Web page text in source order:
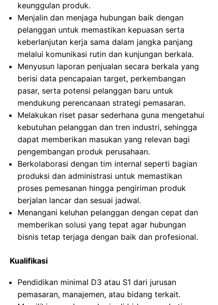
keunggulan produk.
Menjalin dan menjaga hubungan baik dengan
pelanggan untuk memastikan kepuasan serta
keberlanjutan kerja sama dalam jangka panjang
melalui komunikasi rutin dan kunjungan berkala.
Menyusun laporan penjualan secara berkala yang
berisi data pencapaian target, perkembangan
pasar, serta potensi pelanggan baru untuk
mendukung perencanaan strategi pemasaran.
Melakukan riset pasar sederhana guna mengetahui
kebutuhan pelanggan dan tren industri, sehingga
dapat memberikan masukan yang relevan bagi
pengembangan produk perusahaan.
Berkolaborasi dengan tim internal seperti bagian
produksi dan administrasi untuk memastikan
proses pemesanan hingga pengiriman produk
berjalan lancar dan sesuai jadwal.
Menangani keluhan pelanggan dengan cepat dan
memberikan solusi yang tepat agar hubungan
bisnis tetap terjaga dengan baik dan profesional.
Kualifikasi
Pendidikan minimal D3 atau S1 dari jurusan
pemasaran, manajemen, atau bidang terkait.